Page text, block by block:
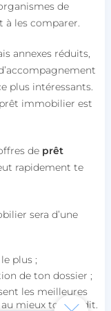
de
à les comparer.
annexes réduits,
plus intéressants.
prêt immobilier est
de prêt
rapidement te
sera d’une
plus ;
de ton dossier ;
les meilleures
mieux ton crédit.
des
Fournisseur / Domaine
beta-front.heyme.care
heyme.care
.heyme.care
de